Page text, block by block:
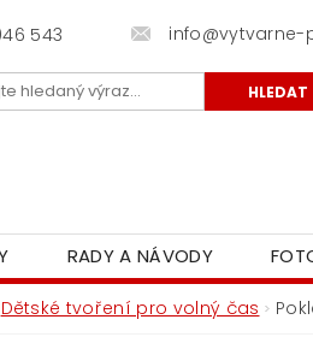
543 info@vytvarne-
RADY A NÁVODY
Dětské tvoření pro volný čas